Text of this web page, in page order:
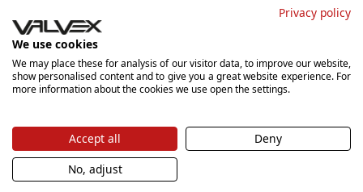
Datenblatt
PDF 56.36 KB
Herunterladen
Garantieschein
Privacy policy
We use cookies
We may place these for analysis of our visitor data, to improve our website,
show personalised content and to give you a great website experience. For
more information about the cookies we use open the settings.
Accept all
Deny
No, adjust